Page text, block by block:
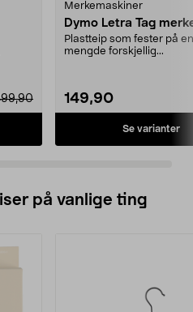
Merkemaskiner
Dymo Letra Tag
Plastteip som fester på en
mengde forskjellig...
149,90
Se varianter
på vanlige ting